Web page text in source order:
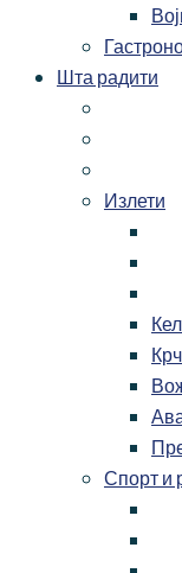
Шта радити
Излети
Спорт и